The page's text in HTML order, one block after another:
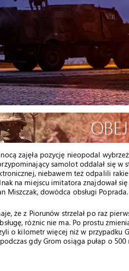
zajęła pozycję nieopodal
samolot oddalał się
niebawem też odpalili
na miejscu imitatora znajdował
Miszczak, dowódca obsługi
że z Piorunów strzelał po raz
różnic nie ma. Po prostu
o kilometr więcej niż w przypadku
gdy Grom osiąga pułap o